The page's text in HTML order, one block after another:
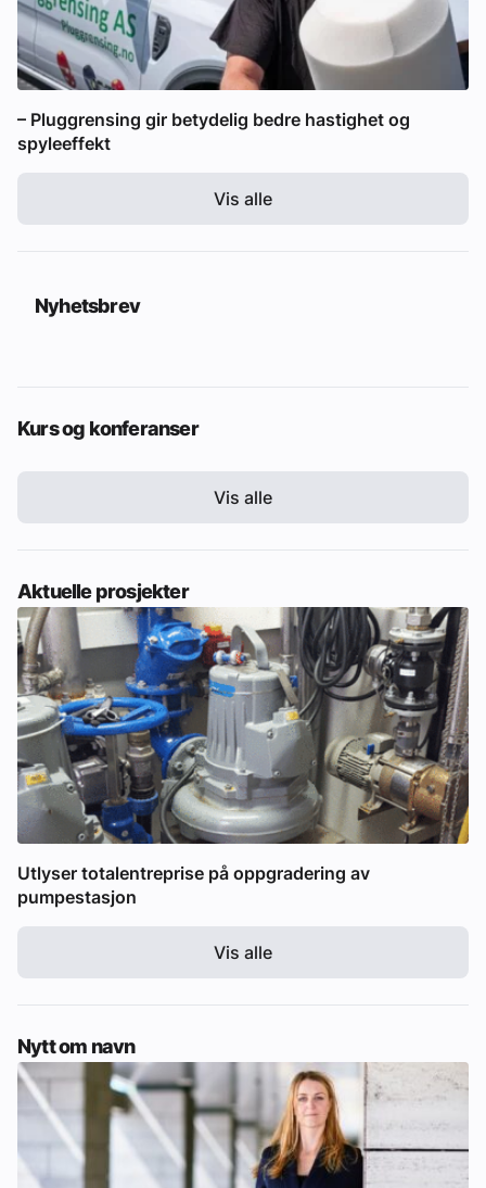
– Pluggrensing gir betydelig bedre hastighet og
spyleeffekt
Vis alle
Nyhetsbrev
Kurs og konferanser
Vis alle
Aktuelle prosjekter
Utlyser totalentreprise på oppgradering av
pumpestasjon
Vis alle
Nytt om navn